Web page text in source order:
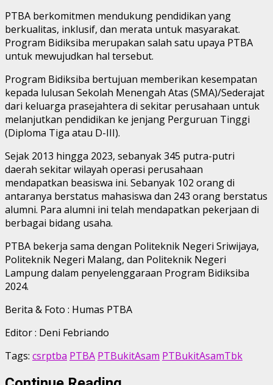
PTBA berkomitmen mendukung pendidikan yang
berkualitas, inklusif, dan merata untuk masyarakat.
Program Bidiksiba merupakan salah satu upaya PTBA
untuk mewujudkan hal tersebut.
Program Bidiksiba bertujuan memberikan kesempatan
kepada lulusan Sekolah Menengah Atas (SMA)/Sederajat
dari keluarga prasejahtera di sekitar perusahaan untuk
melanjutkan pendidikan ke jenjang Perguruan Tinggi
(Diploma Tiga atau D-III).
Sejak 2013 hingga 2023, sebanyak 345 putra-putri
daerah sekitar wilayah operasi perusahaan
mendapatkan beasiswa ini. Sebanyak 102 orang di
antaranya berstatus mahasiswa dan 243 orang berstatus
alumni. Para alumni ini telah mendapatkan pekerjaan di
berbagai bidang usaha.
PTBA bekerja sama dengan Politeknik Negeri Sriwijaya,
Politeknik Negeri Malang, dan Politeknik Negeri
Lampung dalam penyelenggaraan Program Bidiksiba
2024.
Berita & Foto : Humas PTBA
Editor : Deni Febriando
Tags: csrptba PTBA PTBukitAsam PTBukitAsamTbk